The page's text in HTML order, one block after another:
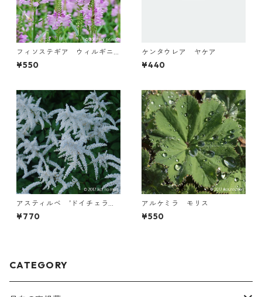
フィソステギア ウィルギニ
アナ ’ロゼア’
¥550
ケンタウレア ヤケア
¥440
アスティルベ ’ドイチェラン
ド’
¥770
アルケミラ モリス
¥550
CATEGORY